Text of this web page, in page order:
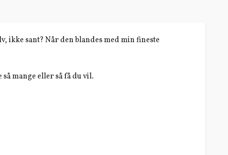
ikke sant? Når den blandes med min fineste
mange eller så få du vil.